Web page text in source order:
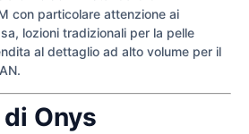
con particolare attenzione ai
lozioni tradizionali per la pelle
al dettaglio ad alto volume per il
Onys